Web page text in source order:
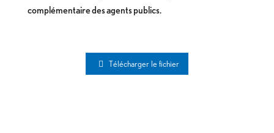
complémentaire des agents publics.
Télécharger le fichier